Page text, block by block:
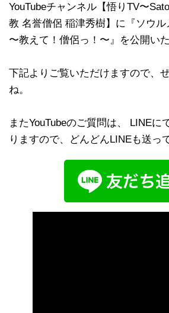
YouTubeチャンネル【悟りTV〜
教 名誉僧侶 稲津秀樹】に『ソウル
〜教えて！僧侶っ！〜』を公開いた
下記よりご覧いただけますので、
ね。
またYouTubeのご質問は、 LINEに
りますので、どんどんLINEも送っ